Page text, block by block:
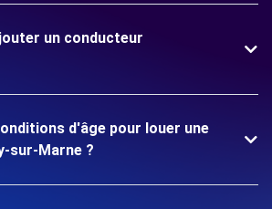
un conducteur
d'âge pour louer une
sur-Marne ?